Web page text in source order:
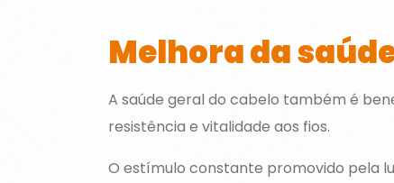
Melhora da
A saúde geral do cabelo também é
resistência e vitalidade aos fios.
O estímulo constante promovido pela